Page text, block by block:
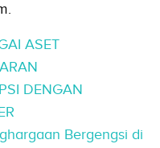
ASET
DENGAN
Bergengsi di